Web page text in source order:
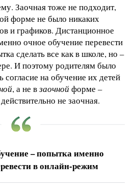
Заочная тоже не подходит,
форме не было никаких
и графиков. Дистанционное
очное обучение перевести
сделать все как в школе, но –
И поэтому родителям было
на обучение их детей
, а не взаочнойформе –
не заочная.
– попытка именно
в онлайн-режим